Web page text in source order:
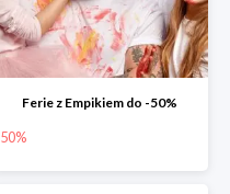
Ferie z Empikiem do -50%
50%